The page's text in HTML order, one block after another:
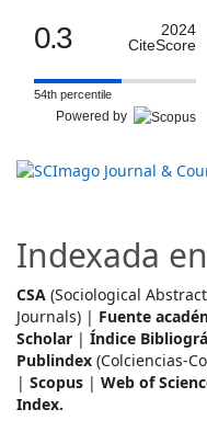
0.3
2024
CiteScore
54th percentile
Powered by
Indexada
CSA (Sociological
Journals) | Fuente
Scholar | Índice
Publindex (Colciencias-
| Scopus | Web of
Index.